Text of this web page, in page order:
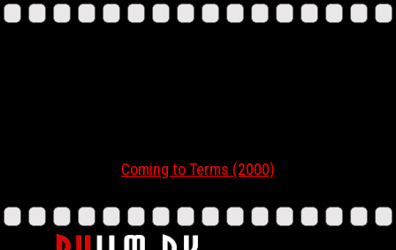
Coming to Terms (2000)